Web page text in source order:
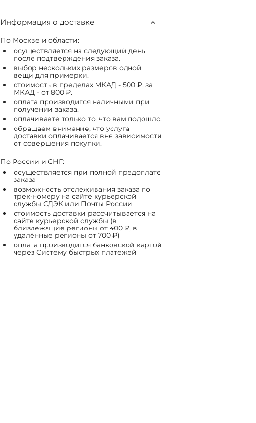
Информация о доставке
По Москве и области:
осуществляется на следующий день
после подтверждения заказа.
выбор нескольких размеров одной
вещи для примерки.
стоимость в пределах МКАД - 500 ₽, за
МКАД - от 800 ₽.
оплата производится наличными при
получении заказа.
оплачиваете только то, что вам подошло.
обращаем внимание, что услуга
доставки оплачивается вне зависимости
от совершения покупки.
По России и СНГ:
осуществляется при полной предоплате
заказа
возможность отслеживания заказа по
трек-номеру на сайте курьерской
службы СДЭК или Почты России
стоимость доставки рассчитывается на
сайте курьерской службы (в
близлежащие регионы от 400 ₽, в
удалённые регионы от 700 ₽)
оплата производится банковской картой
через Систему быстрых платежей